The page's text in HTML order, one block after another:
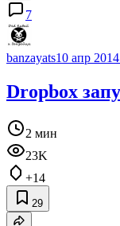
7
banzayats10 апр
Dropbox
2 мин
23K
+14
29